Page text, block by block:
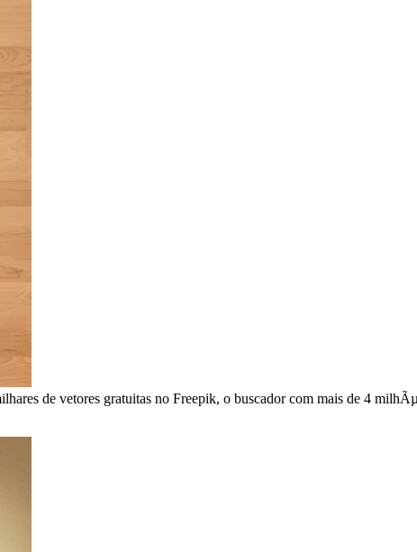
de vetores gratuitas no Freepik, o buscador com mais de 4